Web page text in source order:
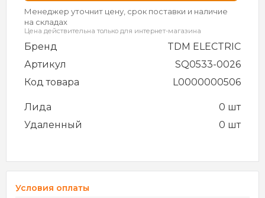
Менеджер уточнит цену, срок поставки и наличие
на складах
Цена действительна только для интернет-магазина
Бренд
TDM ELECTRIC
Артикул
SQ0533-0026
Код товара
L0000000506
Лида
0 шт
Удаленный
0 шт
Условия оплаты